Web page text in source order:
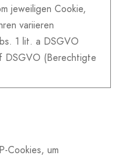
jeweiligen Cookie,
variieren
1 lit. a DSGVO
DSGVO (Berechtigte
Cookies, um